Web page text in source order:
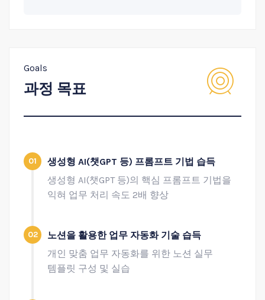
Goals
과정 목표
01
생성형 AI(챗GPT 등) 프롬프트 기법 습득
생성형 AI(챗GPT 등)의 핵심 프롬프트 기법을
익혀 업무 처리 속도 2배 향상
02
노션을 활용한 업무 자동화 기술 습득
개인 맞춤 업무 자동화를 위한 노션 실무
템플릿 구성 및 실습